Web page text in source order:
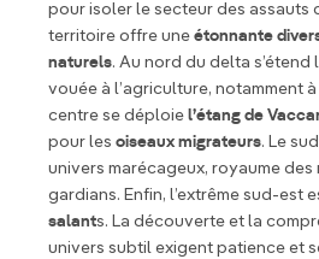
pour isoler le secteur des assauts
territoire offre une étonnante
naturels. Au nord du delta s’étend
vouée à l’agriculture, notamment à
centre se déploie l’étang de
pour les oiseaux migrateurs. Le
univers marécageux, royaume des
gardians. Enfin, l’extrême sud-est
salants. La découverte et la
univers subtil exigent patience et